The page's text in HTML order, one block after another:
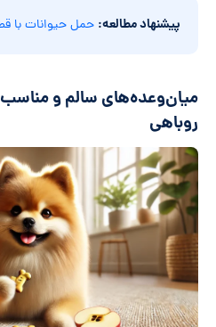
پیشنهاد مطالعه: حمل حیوانات با
میان‌وعده‌های سالم و
روباهی